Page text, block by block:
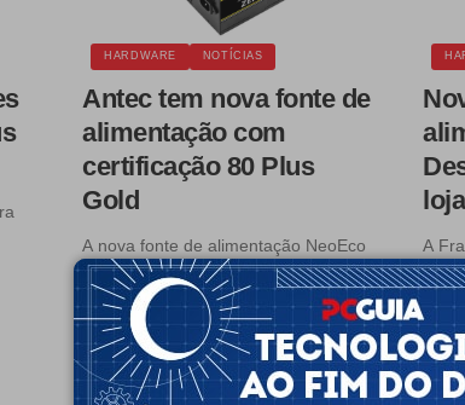
HARDWARE NOTÍCIAS
Antec tem nova fonte de
alimentação com
certificação 80 Plus
Gold
A nova fonte de alimentação NeoEco
Gold Zen da Antec possui
certificação…
Por:Luis Vedor
Tempo de leitura: 1 min
A